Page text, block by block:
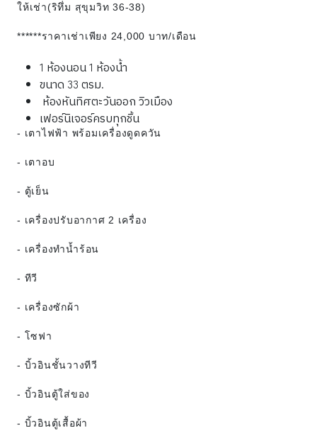
ให้เช่า(ริทึ่ม สุขุมวิท 36-38)
******ราคาเช่าเพียง 24,000 บาท/เดือน
1 ห้องนอน 1 ห้องน้ำ
ขนาด 33 ตรม.
ห้องหันทิศตะวันออก วิวเมือง
เฟอร์นิเจอร์ครบทุกชิ้น
- เตาไฟฟ้า พร้อมเครื่องดูดควัน
- เตาอบ
- ตู้เย็น
- เครื่องปรับอากาศ 2 เครื่อง
- เครื่องทำน้ำร้อน
- ทีวี
- เครื่องซักผ้า
- โซฟา
- บิ้วอินชั้นวางทีวี
- บิ้วอินตู้ใส่ของ
- บิ้วอินตู้เสื้อผ้า